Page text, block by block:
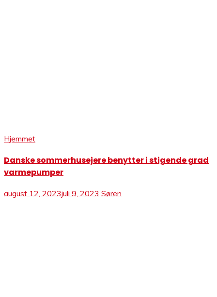
Hjemmet
Danske sommerhusejere benytter i stigende grad
varmepumper
august 12, 2023juli 9, 2023 Søren